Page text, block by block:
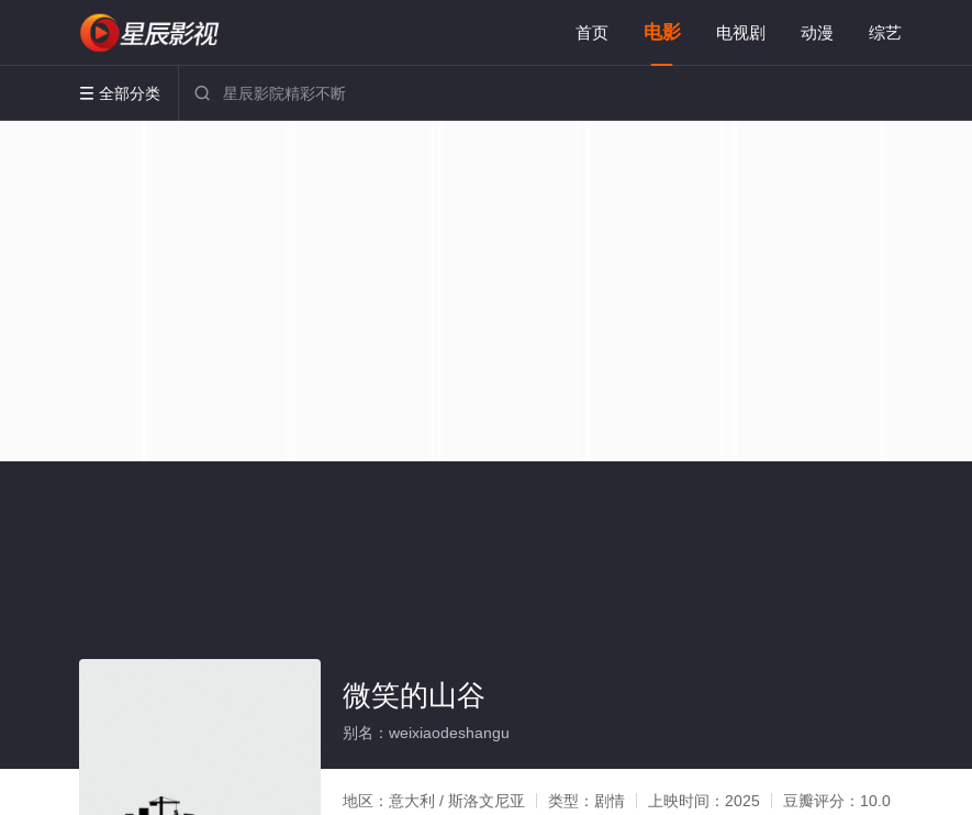
首页 电影 电视剧 动漫 综艺
 全部分类 
微笑的山谷
别名：weixiaodeshangu
地区： 意大利 / 斯洛文尼亚 类型： 剧情 上映时间： 2025 豆瓣评分： 10.0